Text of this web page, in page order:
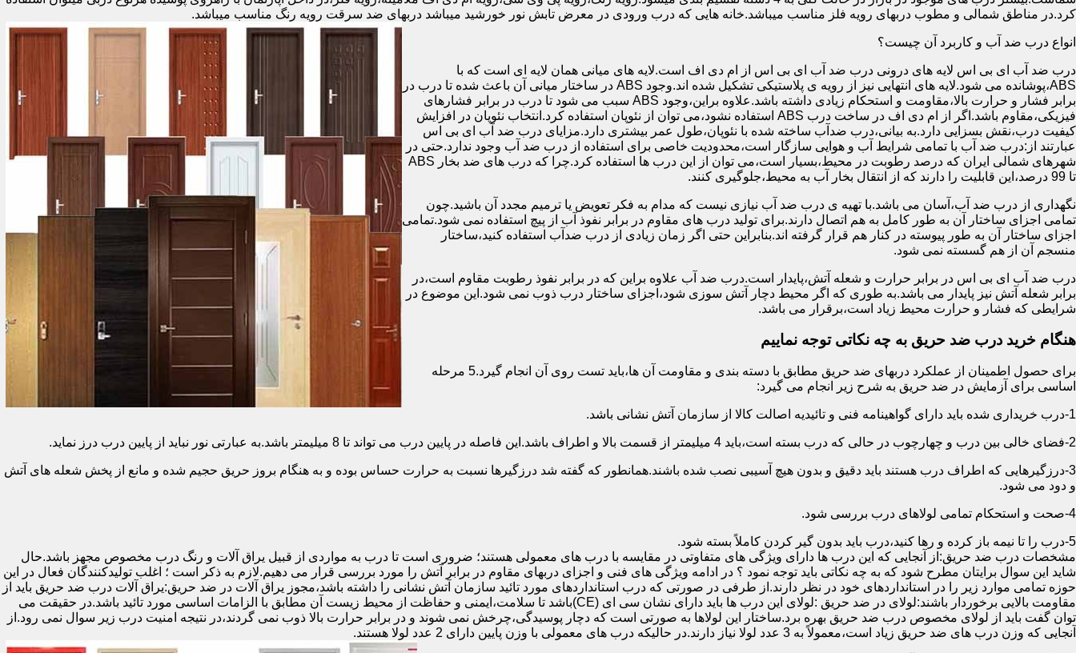
کرد.در مناطق شمالی و مطوب دربهای رویه فلز مناسب میباشد.خانه هایی که درب ورودی در معرض تابش نور خورشید میباشد دربهای ضد سرقت رویه رنگ مناسب میباشد.
انواع درب ضد آب و کاربرد آن چیست؟
درب ضد آب ای بی اس لایه های درونی درب ضد آب ای بی اس از ام دی اف است.لایه های میانی همان لایه ای است که با
ABS،پوشانده می شود.لایه های انتهایی نیز از رویه ی پلاستیکی تشکیل شده اند.وجود ABS در ساختار میانی آن باعث شده تا درب در
برابر فشار و حرارت بالا،مقاومت و استحکام زیادی داشته باشد.علاوه براین،وجود ABS سبب می شود تا درب در برابر فشارهای
فیزیکی،مقاوم باشد.اگر از ام دی اف در ساخت درب ABS استفاده نشود،می توان از نئوپان استفاده کرد.انتخاب نئوپان در افزایش
کیفیت درب،نقش بسزایی دارد.به بیانی،درب ضدآب ساخته شده با نئوپان،طول عمر بیشتری دارد.مزایای درب ضد آب ای بی اس
عبارتند از:درب ضد آب با تمامی شرایط آب و هوایی سازگار است،محدودیت خاصی برای استفاده از درب ضد آب وجود ندارد.حتی در
شهرهای شمالی ایران که درصد رطوبت در محیط،بسیار است،می توان از این درب ها استفاده کرد.چرا که درب های ضد بخار ABS
تا 99 درصد،این قابلیت را دارند که از انتقال بخار آب به محیط،جلوگیری کنند.
نگهداری از درب ضد آب،آسان می باشد.با تهیه ی درب ضد آب نیازی نیست که مدام به فکر تعویض یا ترمیم مجدد آن باشید.چون
تمامی اجزای ساختار آن به طور کامل به هم اتصال دارند.برای تولید درب های مقاوم در برابر نفوذ آب از پیچ استفاده نمی شود.تمامی
اجزای ساختار آن به طور پیوسته در کنار هم قرار گرفته اند.بنابراین حتی اگر زمان زیادی از درب ضدآب استفاده کنید،ساختار
منسجم آن از هم گسسته نمی شود.
درب ضد آب ای بی اس در برابر حرارت و شعله آتش،پایدار است.درب ضد آب علاوه براین که در برابر نفوذ رطوبت مقاوم است،در
برابر شعله آتش نیز پایدار می باشد.به طوری که اگر محیط دچار آتش سوزی شود،اجزای ساختار درب ذوب نمی شود.این موضوع در
شرایطی که فشار و حرارت محیط زیاد است،برقرار می باشد.
هنگام خرید درب ضد حریق به چه نکاتی توجه نماییم
برای حصول اطمینان از عملکرد دربهای ضد حریق مطابق با دسته بندی و مقاومت آن ها،باید تست روی آن انجام گیرد.5 مرحله
اساسی برای آزمایش در ضد حریق به شرح زیر انجام می گیرد:
1-درب خریداری شده باید دارای گواهینامه فنی و تائیدیه اصالت کالا از سازمان آتش نشانی باشد.
2-فضای خالی بین درب و چهارچوب در حالی که درب بسته است،باید 4 میلیمتر از قسمت بالا و اطراف باشد.این فاصله در پایین درب می تواند تا 8 میلیمتر باشد.به عبارتی نور نباید از پایین درب درز نماید.
3-درزگیرهایی که اطراف درب هستند باید دقیق و بدون هیچ آسیبی نصب شده باشند.همانطور که گفته شد درزگیرها نسبت به حرارت حساس بوده و به هنگام بروز حریق حجیم شده و مانع از پخش شعله های آتش
و دود می شود.
4-صحت و استحکام تمامی لولاهای درب بررسی شود.
5-درب را تا نیمه باز کرده و رها کنید،درب باید بدون گیر کردن کاملاً بسته شود.
مشخصات درب ضد حریق:از آنجایی که این درب ها دارای ویژگی های متفاوتی در مقایسه با درب های معمولی هستند؛ ضروری است تا درب به مواردی از قبیل یراق آلات و رنگ درب مخصوص مجهز باشد.حال
شاید این سوال برایتان مطرح شود که به چه نکاتی باید توجه نمود ؟ در ادامه ویژگی های فنی و اجزای دربهای مقاوم در برابر آتش را مورد بررسی قرار می دهیم.لازم به ذکر است ؛ اغلب تولیدکنندگان فعال در این
حوزه تمامی موارد زیر را در استانداردهای خود در نظر دارند.از طرفی در صورتی که درب استانداردهای مورد تائید سازمان آتش نشانی را داشته باشد،مجوز یراق آلات در ضد حریق:یراق آلات درب ضد حریق باید از
مقاومت بالایی برخوردار باشند:لولای در ضد حریق :لولای این درب ها باید دارای نشان سی ای (CE)باشد تا سلامت،ایمنی و حفاظت از محیط زیست آن مطابق با الزامات اساسی مورد تائید باشد.در حقیقت می
توان گفت باید از لولای مخصوص درب ضد حریق بهره برد.ساختار این لولاها به صورتی است که دچار پوسیدگی،چرخش نمی شوند و در برابر حرارت بالا ذوب نمی گردند،در نتیجه امنیت درب زیر سوال نمی رود.از
آنجایی که وزن درب های ضد حریق زیاد است،معمولاً به 3 عدد لولا نیاز دارند.در حالیکه درب های معمولی با وزن پایین دارای 2 عدد لولا هستند.